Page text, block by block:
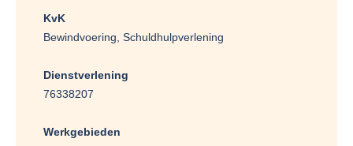
KvK
Bewindvoering, Schuldhulpverlening
Dienstverlening
76338207
Werkgebieden